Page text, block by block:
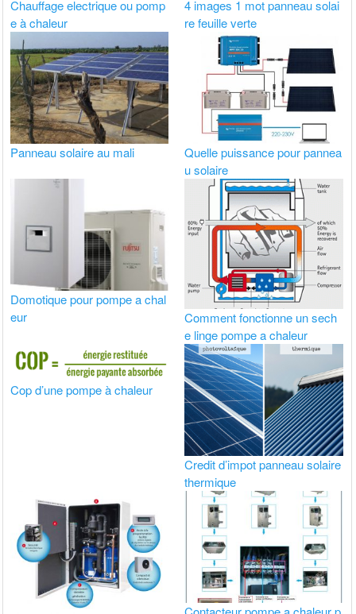
Chauffage electrique ou pomp
e à chaleur
4 images 1 mot panneau solai
re feuille verte
Panneau solaire au mali
Quelle puissance pour pannea
u solaire
Domotique pour pompe a chal
eur
Comment fonctionne un sech
e linge pompe a chaleur
Cop d’une pompe à chaleur
Credit d’impot panneau solaire
thermique